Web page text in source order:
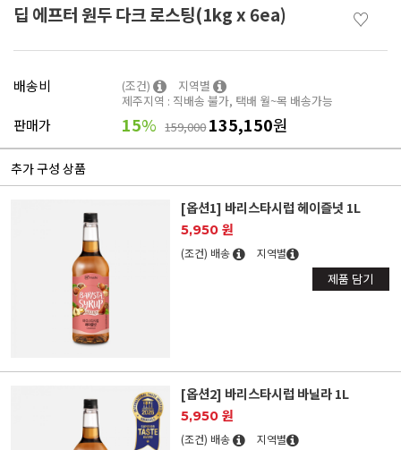
딥 에프터 원두 다크 로스팅(1kg x 6ea) ♡
배송비 (조건)
지역별
제주지역 : 직배송 불가, 택배 월~목 배송가능
판매가 15% 159,000135,150원
추가 구성 상품
[옵션1] 바리스타시럽 헤이즐넛 1L
5,950 원
(조건) 배송 지역별
제품 담기
[옵션2] 바리스타시럽 바닐라 1L
5,950 원
(조건) 배송 지역별